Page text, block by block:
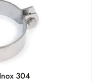
304